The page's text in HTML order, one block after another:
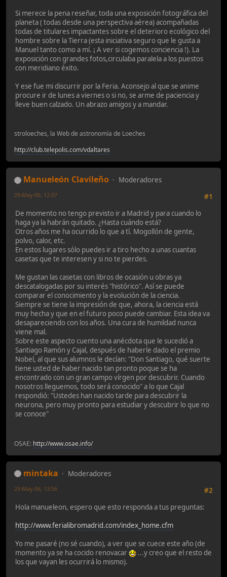
Si merece la pena reseñar, toda una exposición fotográfica del
planeta ( todas desde una perspectiva aérea) acompañadas
todas de titulares impactantes sobre el deterioro ecológico del
hombre sobre la Tierra (esta iniciativa seguro que le gusta a
Manuel tanto como a mí. ¡ A ver si cogemos conciencia !). La
exposición con grandes fotos,circulaba paralela a los puestos
con meridiano éxito.
Y ese fue mi discurrir por la Feria. Aconsejo al que se anime
procure ir de lunes a viernes o si no, se arme de paciencia y
lleve buen calzado. Un abrazo amigos y a mandar.
stroloeches, la Web de astronomía de Loeches
http://club.telepolis.com/vdaltares
Manueleón Clavileño
Moderadores
#1
29-May-06, 12:07
De momento no tengo previsto ir a Madrid y para cuando lo
haga ya la habrán quitado. ¿Hasta cuándo está?
Otros años me ha ocurrido lo que a tí. Mogollón de gente,
polvo, calor, etc.
En estos lugares sólo puedes ir a tiro hecho a unas cuantas
casetas que te interesen y si no te pierdes.
Me gustan las casetas con libros de ocasión u obras ya
descatalogadas por su interés "histórico". Así se puede
comparar el conocimiento y la evolución de la ciencia.
Siempre se tiene la impresión de que, ahora, la ciencia está
muy hecha y que en el futuro poco puede cambiar. Esta idea va
desapareciendo con los años. Una cura de humildad nunca
viene mal.
Sobre este aspecto cuento una anécdota que le sucedió a
Santiago Ramón y Cajal, después de haberle dado el premio
Nobel, al que sus alumnos le decían: "Don Santiago, qué suerte
tiene usted de haber nacido tan pronto poque se ha
encontrado con un gran campo vírgen por descubrir. Cuando
nosotros lleguemos, todo será conocido" a lo que Cajal
respondió: "Ustedes han nacido tarde para descubrir la
neurona, pero muy pronto para estudiar y descubrir lo que no
se conoce"
OSAE: http://www.osae.info/
mintaka
Moderadores
#2
29-May-06, 13:56
Hola manueleon, espero que esto responda a tus preguntas:
http://www.ferialibromadrid.com/index_home.cfm
Yo me pasaré (no sé cuando), a ver que se cuece este año (de
momento ya se ha cocido renovacar
...y creo que el resto de
los que vayan les ocurrirá lo mismo).